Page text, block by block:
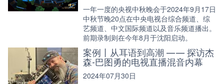
一年一度的央视中秋晚会于2024年9月17日
中秋节晚20点在中央电视台综合频道、综
艺频道、中文国际频道以及音乐频道播出。
前期录制则在今年8月于沈阳启动。
案例丨从耳语到高潮 —— 探访杰
森-巴图勇的电视直播混音内幕
2024年07月30日